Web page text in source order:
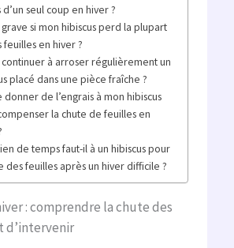
seul coup en hiver ?
grave si mon hibiscus perd la plupart
feuilles en hiver ?
continuer à arroser régulièrement un
placé dans une pièce fraîche ?
donner de l’engrais à mon hibiscus
la chute de feuilles en
de temps faut-il à un hibiscus pour
des feuilles après un hiver difficile ?
: comprendre la chute des
d’intervenir